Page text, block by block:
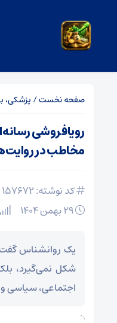
صفحه نخست/ پزشکی،
رویافروشی
مخاطب در
کد نوشته: 157672
یک روانشناس
شکل نمی‌گیرد،
اجتماعی، سیاسی و